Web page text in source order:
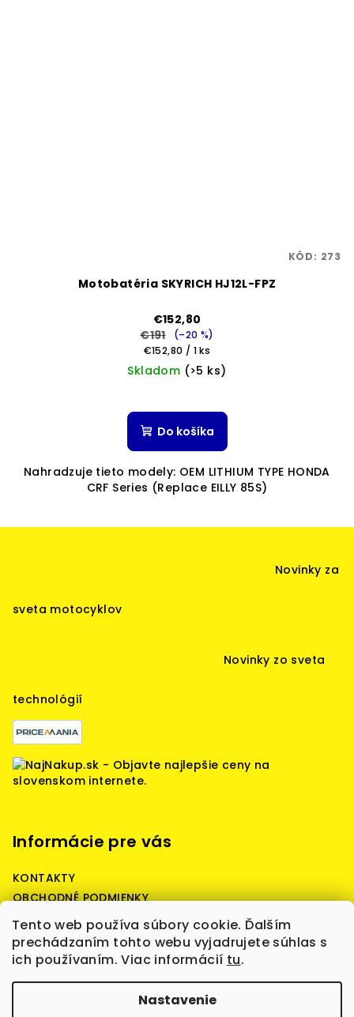
Tento web používa súbory cookie. Ďalším
prechádzaním tohto webu vyjadrujete súhlas s
ich používaním. Viac informácií tu.
Nastavenie
Motobatéria SKYRICH HJ12L-FPZ
€152,80
€191
(–20 %)
Jednotková
cena:
€152,80 / 1 ks
Skladom (>5 ks)
hodnotenie
produktu
z
5
Do košíka
Nahradzuje tieto modely: OEM LITHIUM TYPE HONDA
CRF Series (Replace EILLY 85S)
KÓD: 273
Novinky za
sveta motocyklov
Novinky zo sveta
technológií
Informácie pre vás
KONTAKTY
OBCHODNÉ PODMIENKY
Reklamačné podmienky
Podmienky ochrany osobných údajov
Copyright 2026Battery Predaj - battery quality,
štartovacie, prístrojové, záložné batérie,